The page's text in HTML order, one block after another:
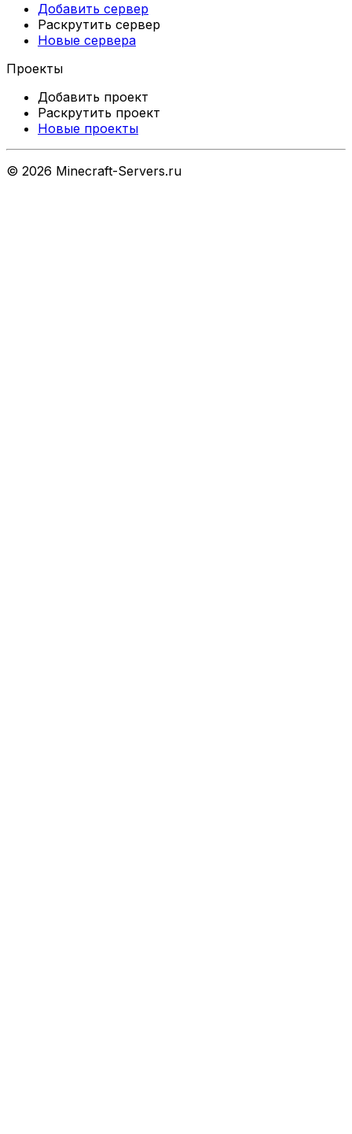
Добавить сервер
Раскрутить сервер
Новые сервера
Проекты
Добавить проект
Раскрутить проект
Новые проекты
© 2026 Minecraft-Servers.ru